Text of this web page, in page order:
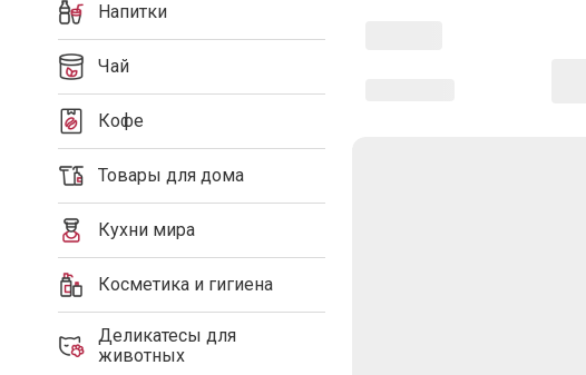
Напитки
Чай
Кофе
Товары для дома
Кухни мира
Косметика и гигиена
Деликатесы для
животных